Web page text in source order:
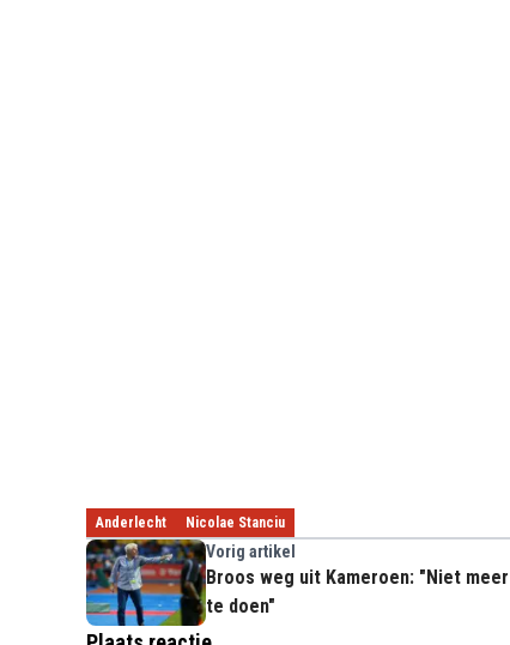
Anderlecht Nicolae Stanciu
Vorig artikel
Broos weg uit Kameroen: "Niet meer
te doen"